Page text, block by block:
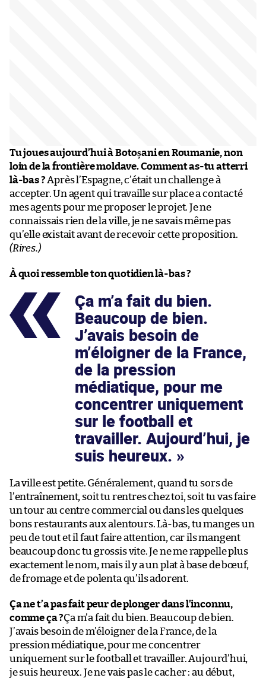
Tu joues aujourd’hui à Botoșani en Roumanie, non
loin de la frontière moldave. Comment as-tu atterri
là-bas ?Après l’Espagne, c’était un challenge à
accepter. Un agent qui travaille sur place a contacté
mes agents pour me proposer le projet. Je ne
connaissais rien de la ville, je ne savais même pas
qu’elle existait avant de recevoir cette proposition.
(Rires.)
À quoi ressemble ton quotidien là-bas ?
Ça m’a fait du bien.
Beaucoup de bien.
J’avais besoin de
m’éloigner de la France,
de la pression
médiatique, pour me
concentrer uniquement
sur le football et
travailler. Aujourd’hui, je
suis heureux.
La ville est petite. Généralement, quand tu sors de
l’entraînement, soit tu rentres chez toi, soit tu vas faire
un tour au centre commercial ou dans les quelques
bons restaurants aux alentours. Là-bas, tu manges un
peu de tout et il faut faire attention, car ils mangent
beaucoup donc tu grossis vite. Je ne me rappelle plus
exactement le nom, mais il y a un plat à base de bœuf,
de fromage et de polenta qu’ils adorent.
Ça ne t’a pas fait peur de plonger dans l’inconnu,
comme ça ?Ça m’a fait du bien. Beaucoup de bien.
J’avais besoin de m’éloigner de la France, de la
pression médiatique, pour me concentrer
uniquement sur le football et travailler. Aujourd’hui,
je suis heureux. Je ne vais pas le cacher : au début,